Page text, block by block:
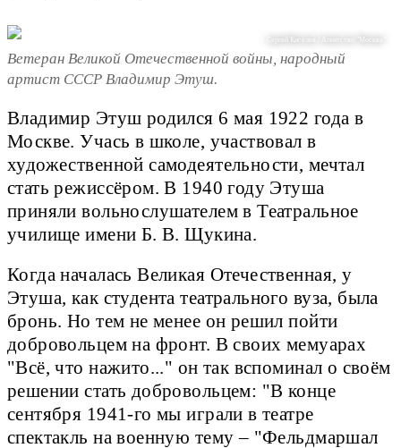
Сергей Киселев / Агентство "Москва"
Ветеран Великой Отечественной войны, народный
артист СССР Владимир Этуш.
Владимир Этуш родился 6 мая 1922 года в
Москве. Учась в школе, участвовал в
художественной самодеятельности, мечтал
стать режиссёром. В 1940 году Этуша
приняли вольнослушателем в Театральное
училище имени Б. В. Щукина.
Когда началась Великая Отечественная, у
Этуша, как студента театрального вуза, была
бронь. Но тем не менее он решил пойти
добровольцем на фронт. В своих мемуарах
"Всё, что нажито..." он так вспоминал о своём
решении стать добровольцем: "В конце
сентября 1941-го мы играли в театре
спектакль на военную тему – "Фельдмаршал